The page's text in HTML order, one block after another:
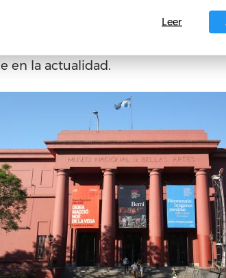
su patrimonio con
al Pabellón Argentino, en la
el lugar donde se
en la actualidad.
Leer